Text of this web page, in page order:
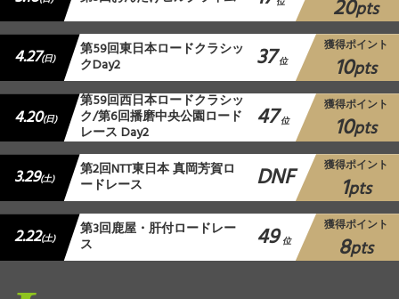
20pts
4.27(日) 第59回東日本ロードクラシッ
クDay2 37 位
獲得ポイント
10pts
4.20(日)
第59回西日本ロードクラシッ
ク/第6回播磨中央公園ロード
レース Day2 47 位
獲得ポイント
10pts
3.29(土) 第2回NTT東日本 真岡芳賀ロ
ードレース DNF 獲得ポイント
1pts
2.22(土) 第3回鹿屋・肝付ロードレー
ス 49 位
獲得ポイント
8pts